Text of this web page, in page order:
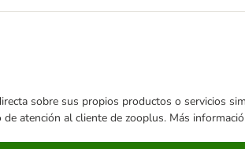
sobre sus propios productos o servicios
atención al cliente de zooplus. Más